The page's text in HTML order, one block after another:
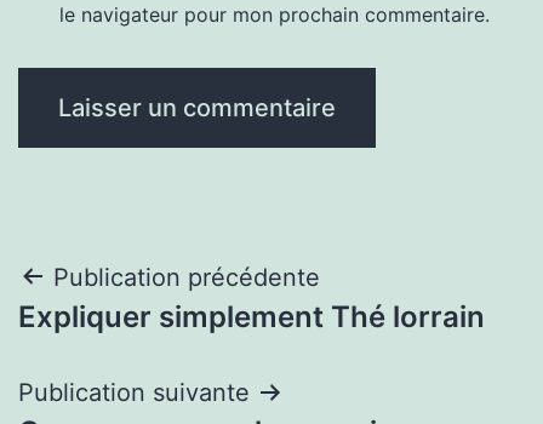
le navigateur pour mon prochain commentaire.
Navigation
de
l’article
Publication précédente
Expliquer simplement Thé lorrain
Publication suivante